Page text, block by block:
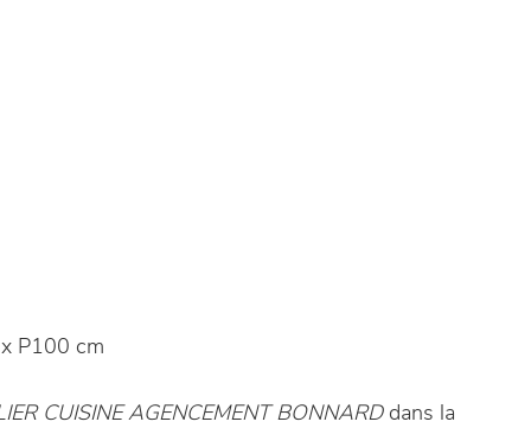
P100 cm
CUISINE AGENCEMENT BONNARDdans la